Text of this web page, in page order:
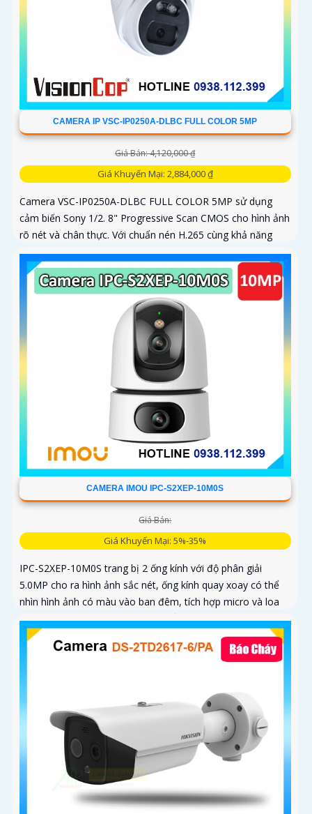
CAMERA IP VSC-IP0250A-DLBC FULL COLOR 5MP
Giá Bán: 4,120,000 ₫
Giá Khuyến Mại: 2,884,000 ₫
Camera VSC-IP0250A-DLBC FULL COLOR 5MP sử dụng
cảm biến Sony 1/2. 8" Progressive Scan CMOS cho hình ảnh
rõ nét và chân thực. Với chuẩn nén H.265 cùng khả năng
zoom quang 4X...
CAMERA IMOU IPC-S2XEP-10M0S
Giá Bán:
Giá Khuyến Mại: 5%-35%
IPC-S2XEP-10M0S trang bị 2 ống kính với độ phân giải
5.0MP cho ra hình ảnh sắc nét, ống kính quay xoay có thể
nhìn hình ảnh có màu vào ban đêm, tích hợp micro và loa
giúp đàm thoại 2 chiều, trang bị cổng LAN cắm mạng trực
tiếp nâng cao độ ổn định